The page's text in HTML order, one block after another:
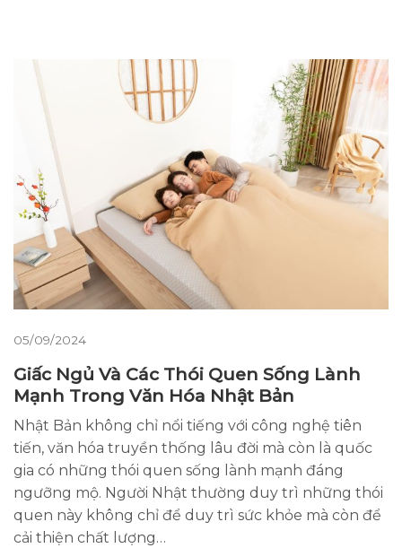
05/09/2024
Giấc Ngủ Và Các Thói Quen Sống Lành
Mạnh Trong Văn Hóa Nhật Bản
Nhật Bản không chỉ nổi tiếng với công nghệ tiên
tiến, văn hóa truyền thống lâu đời mà còn là quốc
gia có những thói quen sống lành mạnh đáng
ngưỡng mộ. Người Nhật thường duy trì những thói
quen này không chỉ để duy trì sức khỏe mà còn để
cải thiện chất lượng…